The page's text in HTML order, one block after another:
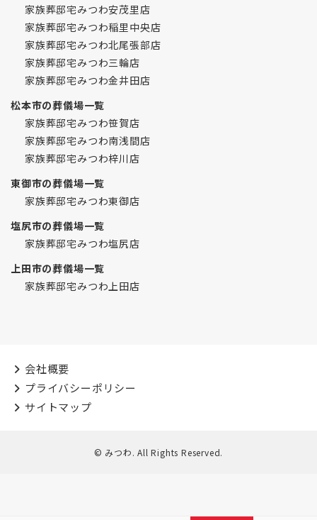
家族葬邸宅みつわ安茂里店
家族葬邸宅みつわ稲里中央店
家族葬邸宅みつわ北尾張部店
家族葬邸宅みつわ三輪店
家族葬邸宅みつわ金井田店
松本市の葬儀場一覧
家族葬邸宅みつわ笹賀店
家族葬邸宅みつわ南浅間店
家族葬邸宅みつわ梓川店
東御市の葬儀場一覧
家族葬邸宅みつわ東御店
塩尻市の葬儀場一覧
家族葬邸宅みつわ塩尻店
上田市の葬儀場一覧
家族葬邸宅みつわ上田店
会社概要
プライバシーポリシー
サイトマップ
© みつわ. All Rights Reserved.